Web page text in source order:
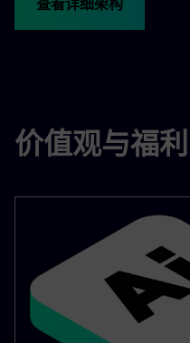
查看详细架构
价值观与福利